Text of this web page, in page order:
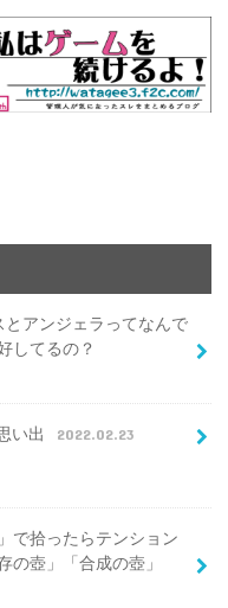
とアンジェラってなんで
してるの？
い出 2022.02.23
で拾ったらテンション
の壺」「合成の壺」